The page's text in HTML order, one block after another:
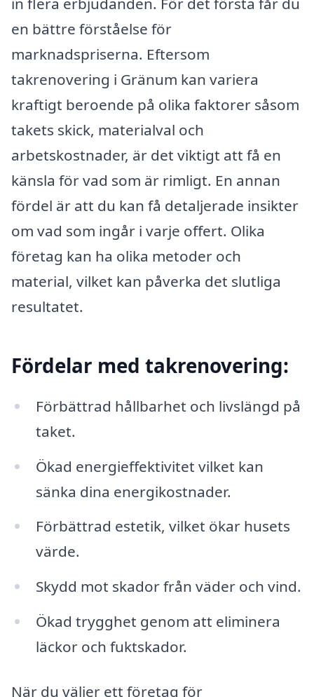
en bättre förståelse för
marknadspriserna. Eftersom
takrenovering i Gränum kan variera
kraftigt beroende på olika faktorer såsom
takets skick, materialval och
arbetskostnader, är det viktigt att få en
känsla för vad som är rimligt. En annan
fördel är att du kan få detaljerade insikter
om vad som ingår i varje offert. Olika
företag kan ha olika metoder och
material, vilket kan påverka det slutliga
resultatet.
Fördelar med takrenovering:
Förbättrad hållbarhet och livslängd på
taket.
Ökad energieffektivitet vilket kan
sänka dina energikostnader.
Förbättrad estetik, vilket ökar husets
värde.
Skydd mot skador från väder och vind.
Ökad trygghet genom att eliminera
läckor och fuktskador.
När du väljer ett företag för